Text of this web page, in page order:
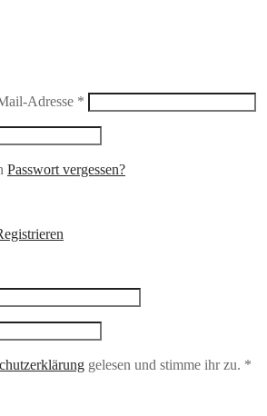
Adresse * Erforderlich
Passwort vergessen?
gelesen und stimme ihr zu. *